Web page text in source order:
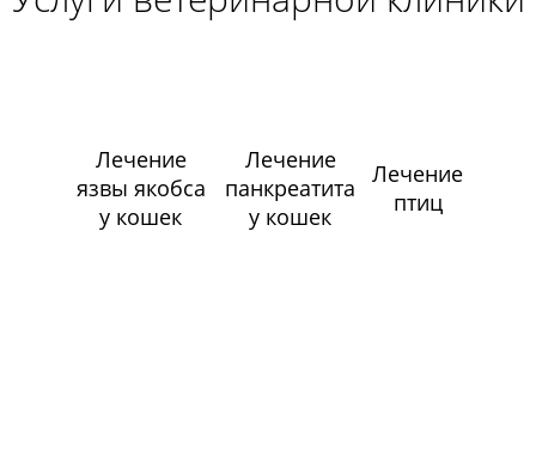
Лечение
язвы якобса
у кошек
Лечение
панкреатита
у кошек
Лечение
птиц